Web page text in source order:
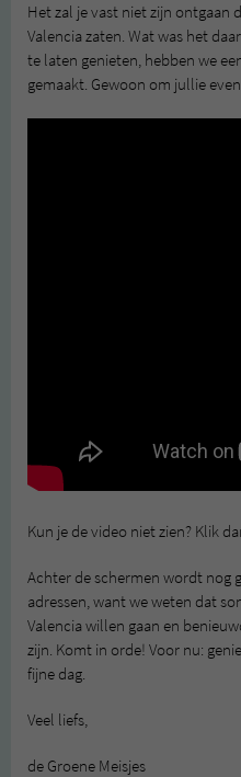
Het zal je vast niet zijn ontgaan
Valencia zaten. Wat was het
te laten genieten, hebben we
gemaakt. Gewoon om jullie
Kun je de video niet zien? Klik
Achter de schermen wordt nog
adressen, want we weten dat
Valencia willen gaan en
zijn. Komt in orde! Voor nu:
fijne dag.
Veel liefs,
de Groene Meisjes